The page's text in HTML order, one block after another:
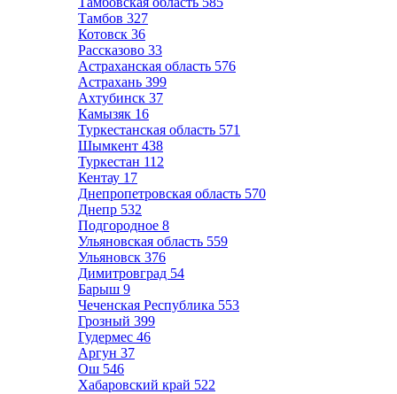
Тамбов 327
Котовск 36
Рассказово 33
Астраханская область 576
Астрахань 399
Ахтубинск 37
Камызяк 16
Туркестанская область 571
Шымкент 438
Туркестан 112
Кентау 17
Днепропетровская область 570
Днепр 532
Подгородное 8
Ульяновская область 559
Ульяновск 376
Димитровград 54
Барыш 9
Чеченская Республика 553
Грозный 399
Гудермес 46
Аргун 37
Ош 546
Хабаровский край 522